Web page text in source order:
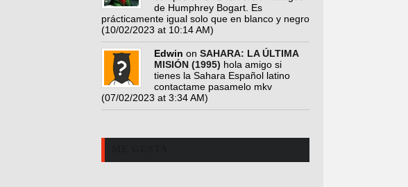
de Humphrey Bogart. Es
prácticamente igual solo que en blanco y negro
(10/02/2023 at 10:14 AM)
Edwin on SAHARA: LA ÚLTIMA
MISIÓN (1995) hola amigo si
tienes la Sahara Español latino
contactame pasamelo mkv
(07/02/2023 at 3:34 AM)